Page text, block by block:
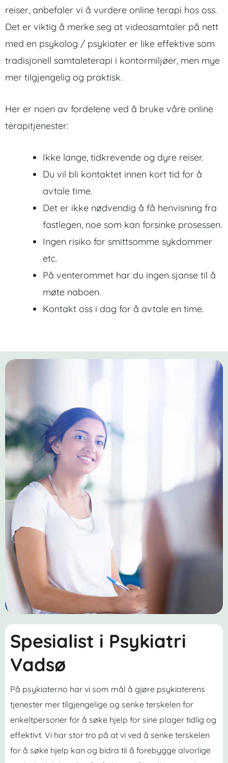
reiser, anbefaler vi å vurdere online terapi hos oss.
Det er viktig å merke seg at videosamtaler på nett
med en psykolog / psykiater er like effektive som
tradisjonell samtaleterapi i kontormiljøer, men mye
mer tilgjengelig og praktisk.
Her er noen av fordelene ved å bruke våre online
terapitjenester:
Ikke lange, tidkrevende og dyre reiser.
Du vil bli kontaktet innen kort tid for å
avtale time.
Det er ikke nødvendig å få henvisning fra
fastlegen, noe som kan forsinke prosessen.
Ingen risiko for smittsomme sykdommer
etc.
På venterommet har du ingen sjanse til å
møte naboen.
Kontakt oss i dag for å avtale en time.
Spesialist i Psykiatri
Vadsø
På psykiater.no har vi som mål å gjøre psykiaterens
tjenester mer tilgjengelige og senke terskelen for
enkeltpersoner for å søke hjelp for sine plager tidlig og
effektivt. Vi har stor tro på at vi ved å senke terskelen
for å søke hjelp kan og bidra til å forebygge alvorlige